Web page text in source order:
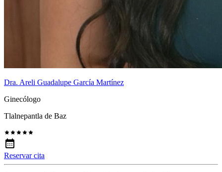
Dra. Areli Guadalupe García Martínez
Ginecólogo
Tlalnepantla de Baz
Reservar cita